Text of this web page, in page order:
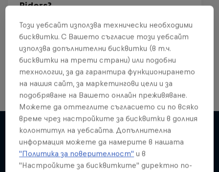
Riders?
29 – 30 Юли 2026
Budapest, Hungary
BREAKING
Past event
Подобни
Desi Breaks
10 years of Red Bull BC One Cypher India
Този уебсайт използва технически необходими
бисквитки. С Вашето съгласие този уебсайт
използва допълнителни бисквитки (в т.ч.
бисквитки на трети страни) или подобни
технологии, за да гарантира функционирането
на нашия сайт, за маркетингови цели и за
подобряване на Вашето онлайн преживяване.
Можете да оттеглите съгласието си по всяко
време чрез настройките за бисквитки в долния
колонтитул на уебсайта. Допълнителна
информация можете да намерите в нашата
"Политика за поверителност" и в
"Настройките за бисквитките" директно по-